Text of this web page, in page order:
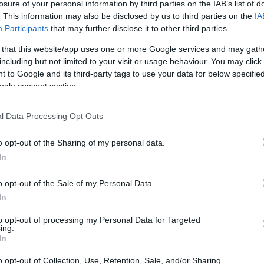
of your personal information by third parties on the IAB’s list of
This information may also be disclosed by us to third parties on the
Participants that may further disclose it to other third parties.
that this website/app uses one or more Google services and may
but not limited to your visit or usage behaviour. You may
to Google and its third-party tags to use your data for below
consent section.
Data Processing Opt Outs
opt-out of the Sharing of my personal data.
opt-out of the Sale of my Personal Data.
opt-out of processing my Personal Data for Targeted
opt-out of Collection, Use, Retention, Sale, and/or Sharing
pueden ser sorprendentes, pero lo que
ellos. RIC Energy ha hecho un movimiento audaz
Santander, respaldado por Cesce, por un total de
destinado a desarrollar una cartera de proyectos
de Italia. ¡Sí, 54 megavatios! Eso es suficiente
¿qué significa esto realmente?
comprende un total de diez plantas solares que
ellas están en estado RTB (Ready to Build),
La ambición de RIC Energy es que todas
de 2026. Imagínate, con esta capacidad se espera
a más de 32.000 hogares. Impresionante,